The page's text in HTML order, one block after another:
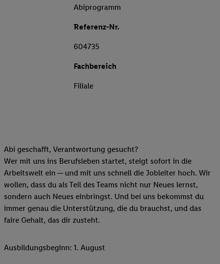
Abiprogramm
Referenz-Nr.
604735
Fachbereich
Filiale
Abi geschafft, Verantwortung gesucht?
Wer mit uns ins Berufsleben startet, steigt sofort in die
Arbeitswelt ein ─ und mit uns schnell die Jobleiter hoch. Wir
wollen, dass du als Teil des Teams nicht nur Neues lernst,
sondern auch Neues einbringst. Und bei uns bekommst du
immer genau die Unterstützung, die du brauchst, und das
faire Gehalt, das dir zusteht.
Ausbildungsbeginn: 1. August